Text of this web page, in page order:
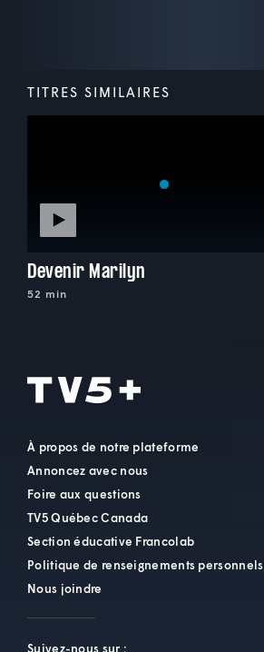
TITRES SIMILAIRES
Devenir Marilyn
52 min
À propos de notre plateforme
Annoncez avec nous
Foire aux questions
TV5 Québec Canada
Section éducative Francolab
Politique de renseignements personnels
Nous joindre
Suivez-nous sur :